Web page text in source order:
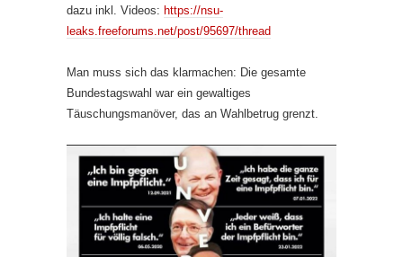
dazu inkl. Videos: https://nsu-
leaks.freeforums.net/post/95697/thread
Man muss sich das klarmachen: Die gesamte
Bundestagswahl war ein gewaltiges
Täuschungsmanöver, das an Wahlbetrug grenzt.